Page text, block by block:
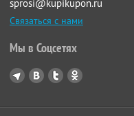
sprosi@kupikupon.ru
Связаться с нами
Мы в Соцсетях